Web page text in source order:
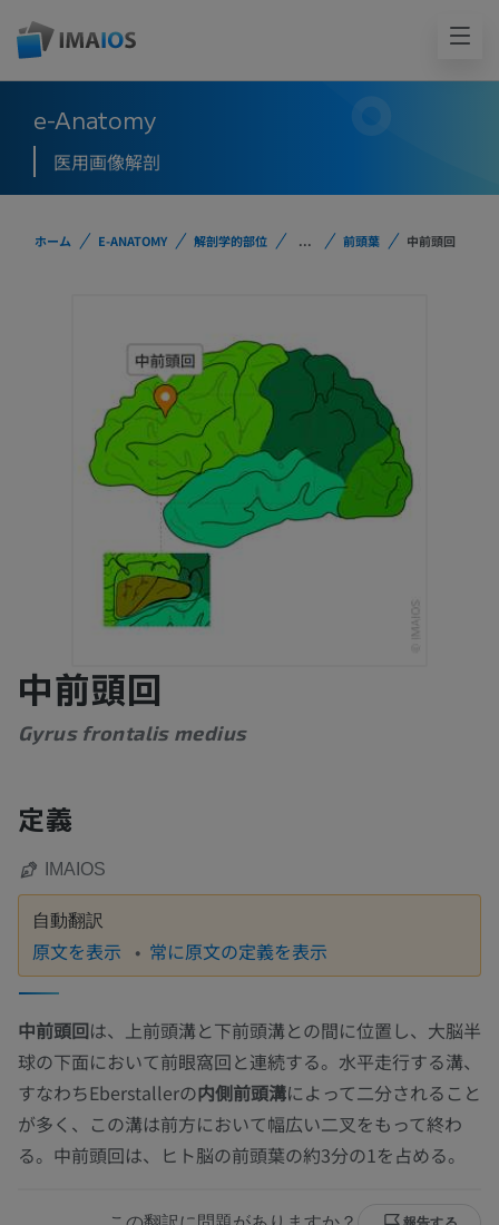
e-Anatomy
医用画像解剖
ホーム E-ANATOMY 解剖学的部位 ... 前頭葉 中前頭回
中前頭回
Gyrus frontalis medius
定義
IMAIOS
自動翻訳
原文を表示 常に原文の定義を表示
中前頭回は、上前頭溝と下前頭溝との間に位置し、大脳半
球の下面において前眼窩回と連続する。水平走行する溝、
すなわちEberstallerの内側前頭溝によって二分されること
が多く、この溝は前方において幅広い二叉をもって終わ
る。中前頭回は、ヒト脳の前頭葉の約3分の1を占める。